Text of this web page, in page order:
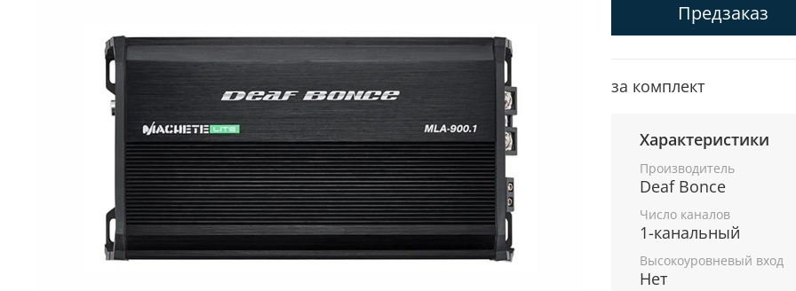
Предзаказ
за комплект
Характеристики
Производитель
Deaf Bonce
Число каналов
1-канальный
Высокоуровневый вход
Нет